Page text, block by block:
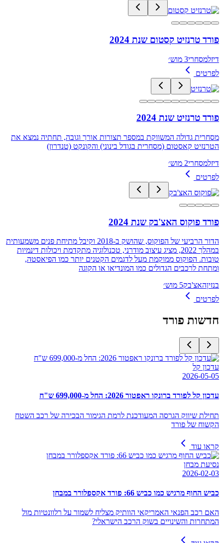
פורד טרנזיט קסטום שנת 2024
דיזלמסחרי3 מוש׳
לפרטים
פורד טרנזיט שנת 2024
מסחרית גדולה המשווקת במספר תצורות אורך וגובה, תחתיה נמצא את
הטרנזיט קאסטום (מסחרית בגודל בינוני) והקונקט (טנדרון)
דיזלמסחרי2 מוש׳
לפרטים
פורד פוקוס האצ'בק שנת 2024
הדור הרביעי של הפוקוס, שהושק ב-2018 וקיבל מתיחת פנים משמעותית
במהלך 2022, מציג עיצוב מודרני, טכנולוגיה מתקדמת ויכולות דינמיות
טובות. הפוקוס ממוקמת מעל לדגמים הקטנים יותר כמו הפיאסטה,
ומתחת לרכבים הגדולים כמו המונדיאו או הקוגה
בנזיןהאצ'בק5 מוש׳
לפרטים
חדשות פורד
עדכון קל
2026-05-05
עדכון קל לפורד ברונקו ראפטור 2026: החל מ-699,000 ש"ח
תחילת שיווק הגרסה המעודכנת לרמת הגימור הבכירה של רכב השטח
הקשוח של פורד
קראו עוד
נסיעת מבחן
2026-02-03
כביש החוף מרגיש כמו כביש 66: פורד אקספלורר במבחן
האם רכב הפנאי האמריקאי הוותיק מצליח לשמור על רלוונטיות מול
המתחרות והשינויים בשוק הרכב הישראלי?